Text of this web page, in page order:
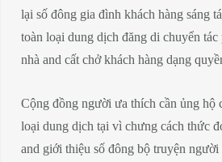
lại số đông gia đình khách hàng sáng
toàn loại dung dịch đăng di chuyển tác
nhà and cất chở khách hàng dạng
Cộng đồng người ưa thích cần ủng hộ
loại dung dịch tại vì chưng cách thức
and giới thiệu số đông bộ truyện người